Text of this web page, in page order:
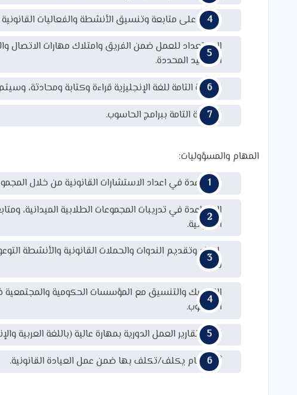
القدرة على متابعة وتنسيق الأنشطة والفعاليات
الاستعداد للعمل ضمن الفريق وامتلاك مهارات
المواعيد المحددة.
الاجادة التامة للغة الإنجليزية قراءة وكتابة ومحادثة،
المعرفة التامة ببرامج الحاسوب.
المهام والمسؤوليات:‏
المساعدة في اعداد الاستشارات القانونية من خلال
المساعدة في تدريبات المجموعات الطلابية الميدانية،
القانونية.‏
اعداد وتقديم الندوات والحملات القانونية والأنشطة
لها.
التشبيك والتنسيق مع المؤسسات الحكومية والمجتمعية
المطلوب.‏
اعداد تقارير العمل الدورية بمهارة عالية (باللغة العربية
أية مهام يكلف/تكلف بها ضمن عمل العيادة القانونية.‏